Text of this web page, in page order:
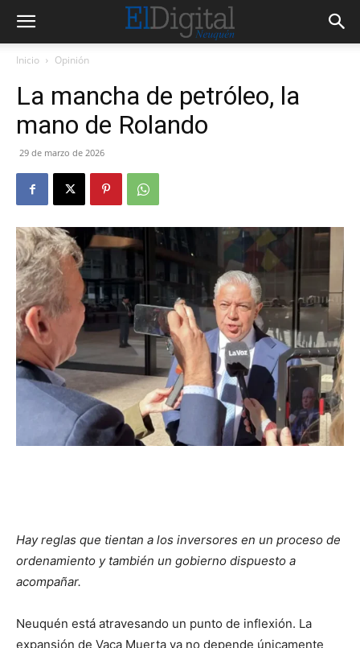
Inicio Opinión
La mancha de petróleo, la
mano de Rolando
29 de marzo de 2026
Hay reglas que tientan a los inversores en un proceso de
ordenamiento y también un gobierno dispuesto a
acompañar.
Neuquén está atravesando un punto de inflexión. La
expansión de Vaca Muerta ya no depende únicamente